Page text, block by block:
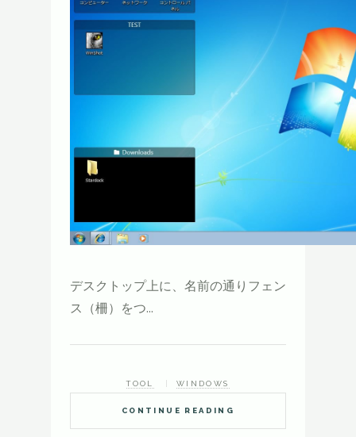
デスクトップ上に、名前の通りフェン
ス（柵）をつ...
CONTINUE READING
TOOL WINDOWS